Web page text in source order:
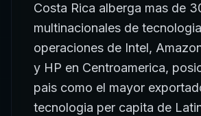
Costa Rica alberga mas de
multinacionales de
operaciones de Intel,
y HP en Centroamerica,
pais como el mayor
tecnologia per capita de